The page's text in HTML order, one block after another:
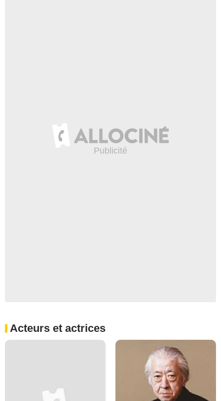
Acteurs et actrices